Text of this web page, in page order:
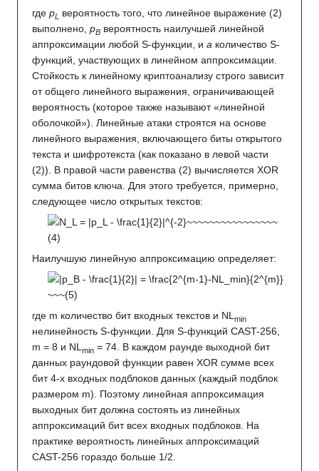
где pL
вероятность того, что линейное выражение (2)
выполнено, pB вероятность наилучшей линейной
аппроксимации любой S-функции, и a количество S-
функций, участвующих в линейном аппроксимации.
Стойкость к линейному криптоанализу строго зависит
от общего линейного выражения, ограничивающей
вероятность (которое также называют «линейной
оболочкой»). Линейные атаки строятся на основе
линейного выражения, включающего биты открытого
текста и шифротекста (как показано в левой части
(2)). В правой части равенства (2) вычисляется XOR
сумма битов ключа. Для этого требуется, примерно,
следующее число открытых текстов:
Наилучшую линейную аппроксимацию определяет:
где m количество бит входных текстов и NLmin
нелинейность S-функции. Для S-функций CAST-256,
m = 8 и NLmin = 74. В каждом раунде выходной бит
данных раундовой функции равен XOR сумме всех
бит 4-х входных подблоков данных (каждый подблок
размером m). Поэтому линейная аппроксимация
выходных бит должна состоять из линейных
аппроксимаций бит всех входных подблоков. На
практике вероятность линейных аппроксимаций
CAST-256 гораздо больше 1/2.